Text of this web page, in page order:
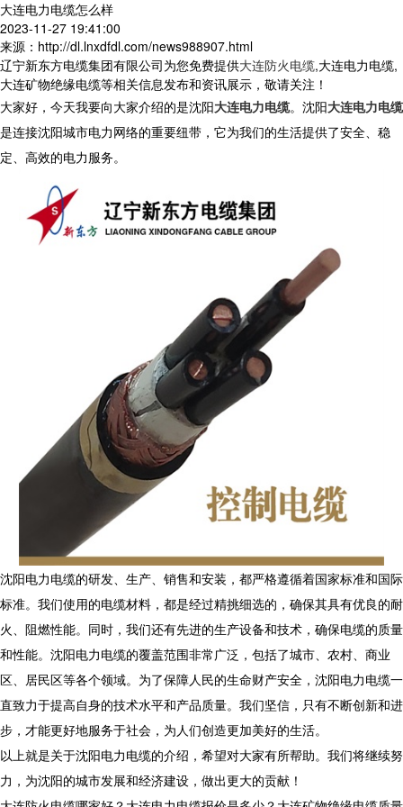
大连电力电缆怎么样
2023-11-27 19:41:00
来源：http://dl.lnxdfdl.com/news988907.html
辽宁新东方电缆集团有限公司为您免费提供大连防火电缆,大连电力电缆,
大连矿物绝缘电缆等相关信息发布和资讯展示，敬请关注！
大家好，今天我要向大家介绍的是沈阳大连电力电缆。沈阳大连电力电缆
是连接沈阳城市电力网络的重要纽带，它为我们的生活提供了安全、稳
定、高效的电力服务。
沈阳电力电缆的研发、生产、销售和安装，都严格遵循着国家标准和国际
标准。我们使用的电缆材料，都是经过精挑细选的，确保其具有优良的耐
火、阻燃性能。同时，我们还有先进的生产设备和技术，确保电缆的质量
和性能。沈阳电力电缆的覆盖范围非常广泛，包括了城市、农村、商业
区、居民区等各个领域。为了保障人民的生命财产安全，沈阳电力电缆一
直致力于提高自身的技术水平和产品质量。我们坚信，只有不断创新和进
步，才能更好地服务于社会，为人们创造更加美好的生活。
以上就是关于沈阳电力电缆的介绍，希望对大家有所帮助。我们将继续努
力，为沈阳的城市发展和经济建设，做出更大的贡献！